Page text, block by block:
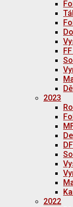
2023
2022